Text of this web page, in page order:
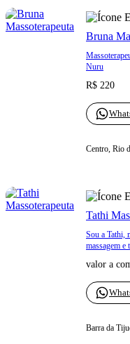
Bruna
Nuru
R$ 220
Centro, Rio
Tathi
Sou a Tathi,
massagem e
valor a
Barra da